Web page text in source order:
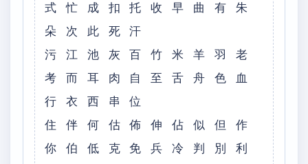
式 忙 成 扣 托 收 早 曲 有 朱
朵 次 此 死 汗
污 江 池 灰 百 竹 米 羊 羽 老
考 而 耳 肉 自 至 舌 舟 色 血
行 衣 西 串 位
住 伴 何 估 佈 伸 佔 似 但 作
你 伯 低 克 免 兵 冷 判 別 利